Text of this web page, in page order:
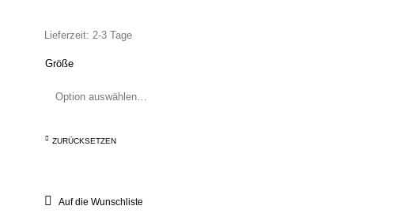
Lieferzeit: 2-3 Tage
Größe
ZURÜCKSETZEN
Auf die Wunschliste